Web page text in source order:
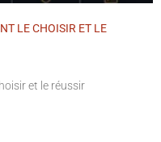
LE CHOISIR ET LE
et le réussir